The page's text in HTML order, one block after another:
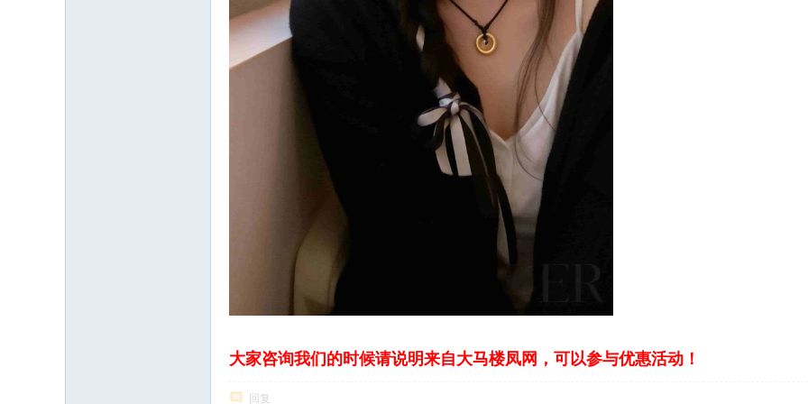
大家咨询我们的时候请说明来自大马楼凤网，可以参与优惠活动！
回复